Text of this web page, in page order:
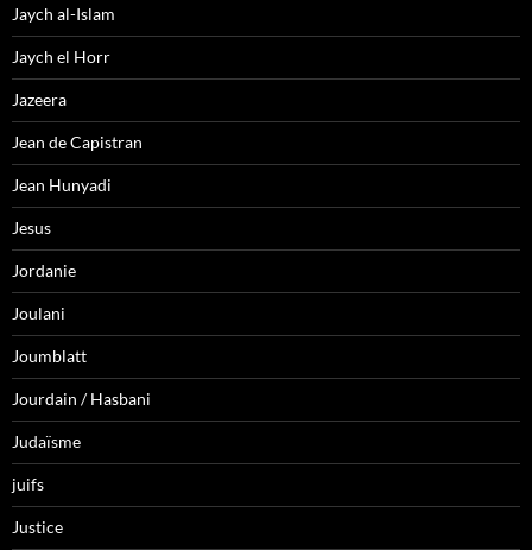
Jaych al-Islam
Jaych el Horr
Jazeera
Jean de Capistran
Jean Hunyadi
Jesus
Jordanie
Joulani
Joumblatt
Jourdain / Hasbani
Judaïsme
juifs
Justice